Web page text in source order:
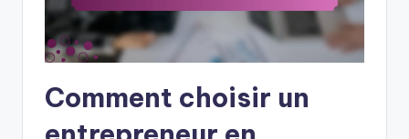
Comment choisir un